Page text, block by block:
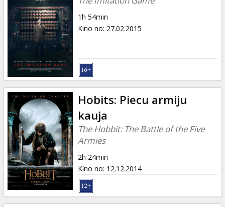
1h 54min
Kino no: 27.02.2015
Hobits: Piecu armiju
kauja
The Hobbit: The Battle of the Five
Armies
2h 24min
Kino no: 12.12.2014